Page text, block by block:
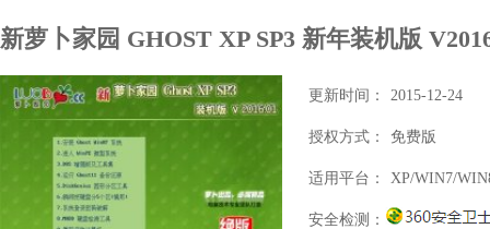
新萝卜家园 GHOST XP SP3 新年装机版
更新时间： 2015-12-24
授权方式： 免费版
适用平台： XP/WIN7/
安全检测：